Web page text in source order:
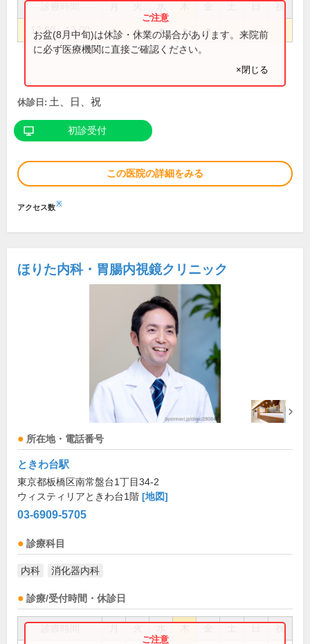
祝
12:00～13:00 ● ● ● ● ●
お盆(8月中旬)は休診・休業の場合があります。来院前
に必ず医療機関に直接ご確認ください。
×閉じる
休診日: 土、日、祝
初診受付
この医院の詳細をみる
アクセス数※
ほりた内科・胃腸内視鏡クリニック
所在地・電話番号
ときわ台駅
東京都板橋区南常盤台1丁目34-2
ウィスティリアときわ台1階 [地図]
03-6909-5705
診療科目
内科 消化器内科
診療/受付時間・休診日
祝